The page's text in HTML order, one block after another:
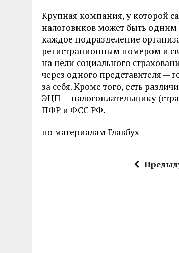
Крупная компания, у которой
налоговиков может быть
каждое подразделение
регистрационным номером и
на цели социального
через одного представителя —
за себя. Кроме того, есть
ЭЦП — налогоплательщику
ПФР и ФСС РФ.
по материалам Главбух